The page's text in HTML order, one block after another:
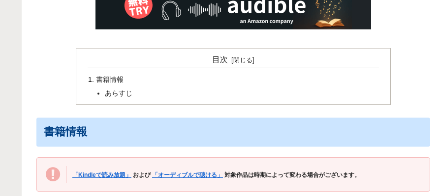
目次
書籍情報
あらすじ
書籍情報
「Kindleで読み放題」 および 「オーディブルで聴ける」 対象作品は時期によって変わる場合がございます。